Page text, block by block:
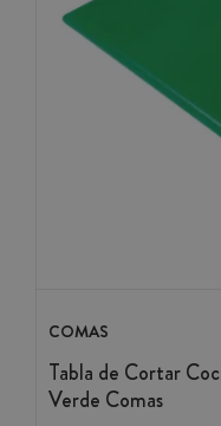
COMAS
Tabla de Cortar
Verde Comas